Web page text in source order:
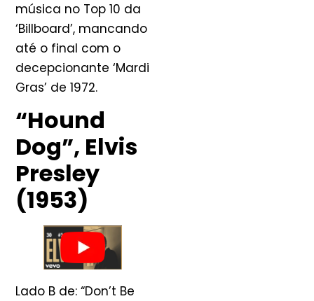
música no Top 10 da
‘Billboard’, mancando
até o final com o
decepcionante ‘Mardi
Gras’ de 1972.
“Hound
Dog”, Elvis
Presley
(1953)
Lado B de: “Don’t Be